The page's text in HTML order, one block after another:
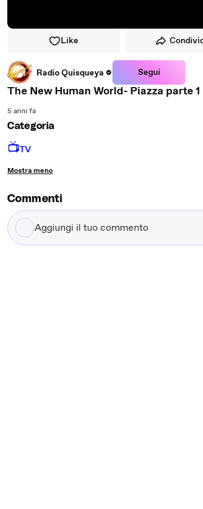
Like
Radio Quisqueya Segui
The New Human World- Piazza parte 1
5 anni fa
Categoria
📺TV
Mostra meno
Commenti
Aggiungi
il